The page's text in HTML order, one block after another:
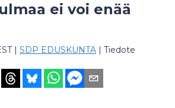
ei voi enää
| SDP EDUSKUNTA | Tiedote